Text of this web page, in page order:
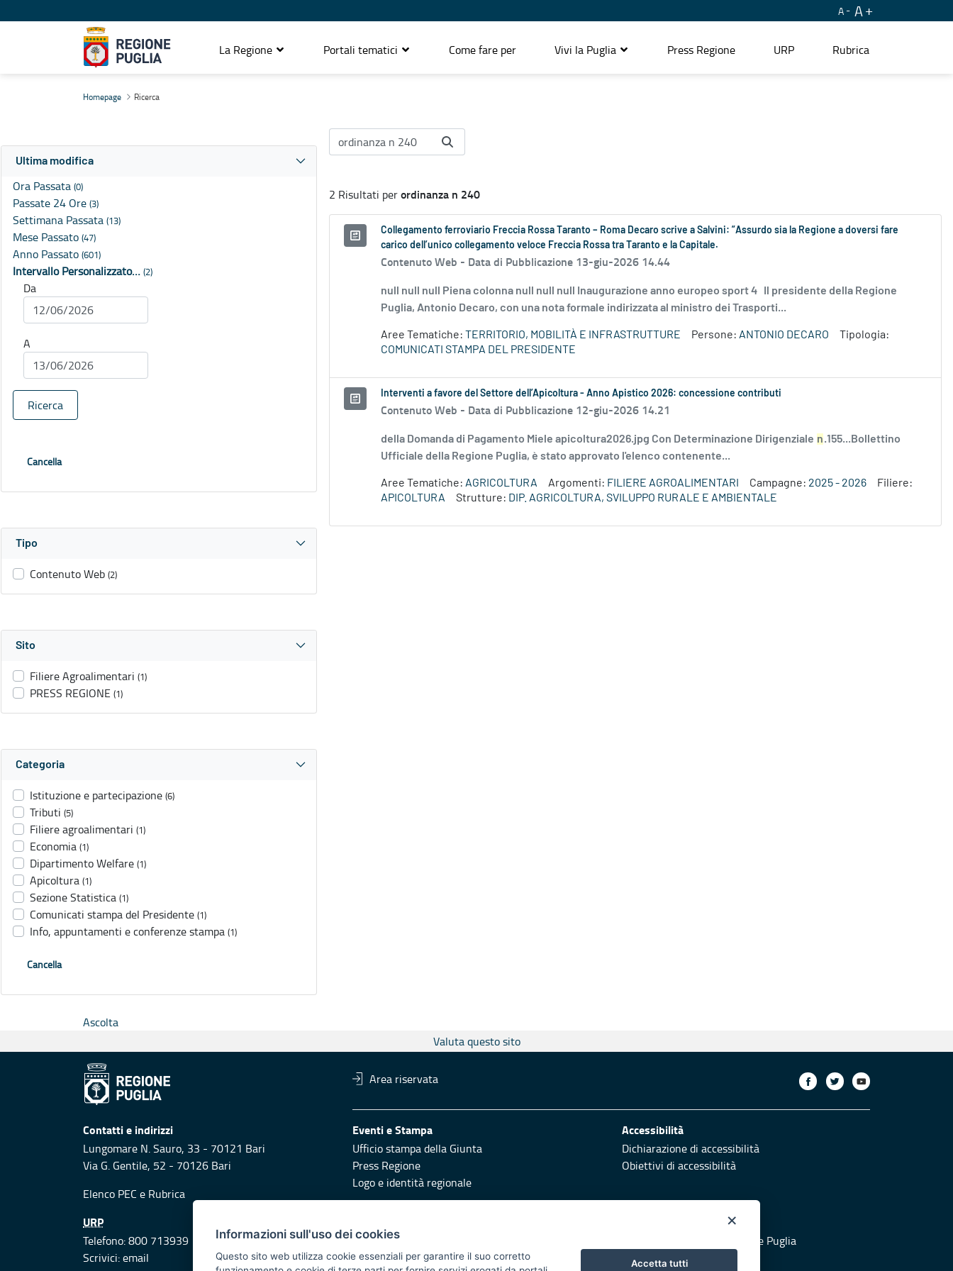
A A
La Regione Portali tematici Come fare per Vivi la Puglia Press Regione URP Rubrica
Homepage Ricerca
Ultima modifica
Ora Passata (0)
Passate 24 Ore (3)
Settimana Passata (13)
Mese Passato (47)
Anno Passato (601)
Intervallo Personalizzato… (2)
Da
A
Ricerca
Cancella
Tipo
Contenuto Web (2)
Sito
Filiere Agroalimentari (1)
PRESS REGIONE (1)
Categoria
Istituzione e partecipazione (6)
Tributi (5)
Filiere agroalimentari (1)
Economia (1)
Dipartimento Welfare (1)
Apicoltura (1)
Sezione Statistica (1)
Comunicati stampa del Presidente (1)
Info, appuntamenti e conferenze stampa (1)
Cancella
2 Risultati perordinanza n 240
Collegamento ferroviario Freccia Rossa Taranto – Roma Decaro scrive a Salvini: ”Assurdo sia la Regione a doversi fare
carico dell’unico collegamento veloce Freccia Rossa tra Taranto e la Capitale.
Contenuto Web - Data di Pubblicazione 13-giu-2026 14.44
null null null Piena colonna null null null Inaugurazione anno europeo sport 4 Il presidente della Regione
Puglia, Antonio Decaro, con una nota formale indirizzata al ministro dei Trasporti...
Aree Tematiche: TERRITORIO, MOBILITÀ E INFRASTRUTTURE Persone: ANTONIO DECARO
Tipologia:
COMUNICATI STAMPA DEL PRESIDENTE
Interventi a favore del Settore dell’Apicoltura - Anno Apistico 2026: concessione contributi
Contenuto Web - Data di Pubblicazione 12-giu-2026 14.21
della Domanda di Pagamento Miele apicoltura2026.jpg Con Determinazione Dirigenziale n.155...Bollettino
Ufficiale della Regione Puglia, è stato approvato l'elenco contenente...
Aree Tematiche: AGRICOLTURA Argomenti: FILIERE AGROALIMENTARI Campagne: 2025 - 2026
Filiere:
APICOLTURA
Strutture: DIP. AGRICOLTURA, SVILUPPO RURALE E AMBIENTALE
Ascolta
Valuta questo sito
Area riservata
Contatti e indirizzi
Lungomare N. Sauro, 33 - 70121 Bari
Via G. Gentile, 52 - 70126 Bari
Elenco PEC e Rubrica
Eventi e Stampa
Ufficio stampa della Giunta
Press Regione
Logo e identità regionale
Accessibilità
Dichiarazione di accessibilità
Obiettivi di accessibilità
URP
Telefono: 800 713939
Scrivici:email
Responsabili di pubblicazione Vai al sito di Protezione Civile Puglia
×
Informazioni sull'uso dei cookies
Questo sito web utilizza cookie essenziali per garantire il suo corretto
Accetta tutti